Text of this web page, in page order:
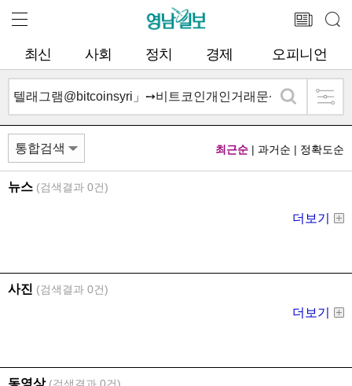
최신 사회 정치 경제 오피니언